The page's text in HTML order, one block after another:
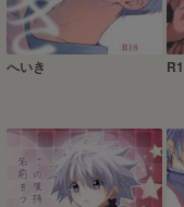
へいき